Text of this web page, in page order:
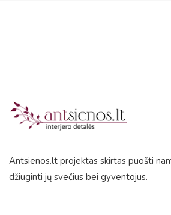
5
Antsienos.lt projektas skirtas puošti
džiuginti jų svečius bei gyventojus.